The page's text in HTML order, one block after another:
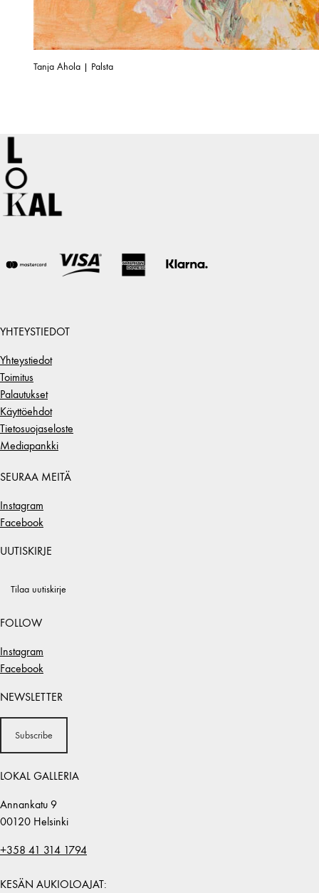
Tanja Ahola | Palsta
YHTEYSTIEDOT
Yhteystiedot
Toimitus
Palautukset
Käyttöehdot
Tietosuojaseloste
Mediapankki
SEURAA MEITÄ
Instagram
Facebook
UUTISKIRJE
Tilaa uutiskirje
FOLLOW
Instagram
Facebook
NEWSLETTER
Subscribe
LOKAL GALLERIA
Annankatu 9
00120 Helsinki
+358 41 314 1794
KESÄN AUKIOLOAJAT: